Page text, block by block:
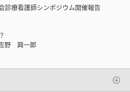
診療看護師シンポジウム開催報告
野 興一郎